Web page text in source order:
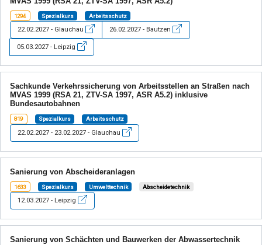
1294 Spezialkurs Arbeitsschutz
22.02.2027 - Glauchau 26.02.2027 - Bautzen
05.03.2027 - Leipzig
Sachkunde Verkehrssicherung von Arbeitsstellen an Straßen nach
MVAS 1999 (RSA 21, ZTV-SA 1997, ASR A5.2) inklusive
Bundesautobahnen
819 Spezialkurs Arbeitsschutz
22.02.2027 - 23.02.2027 - Glauchau
Sanierung von Abscheideranlagen
1633 Spezialkurs Umwelttechnik Abscheidetechnik
12.03.2027 - Leipzig
Sanierung von Schächten und Bauwerken der Abwassertechnik